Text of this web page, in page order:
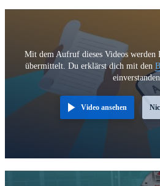
Mit dem Aufruf dieses Videos werden
übermittelt. Du erklärst dich mit den
einverstanden.
Video ansehen